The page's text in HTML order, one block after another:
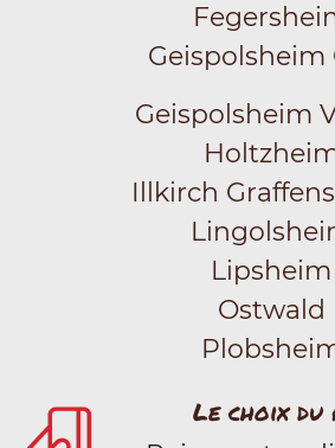
Geispolsheim
Geispolsheim
Illkirch
Lipsheim
Ostwald
Le choix du